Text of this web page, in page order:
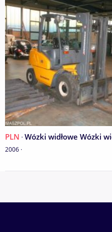
PLN ·Wózki widłowe Wózki
2006 ·